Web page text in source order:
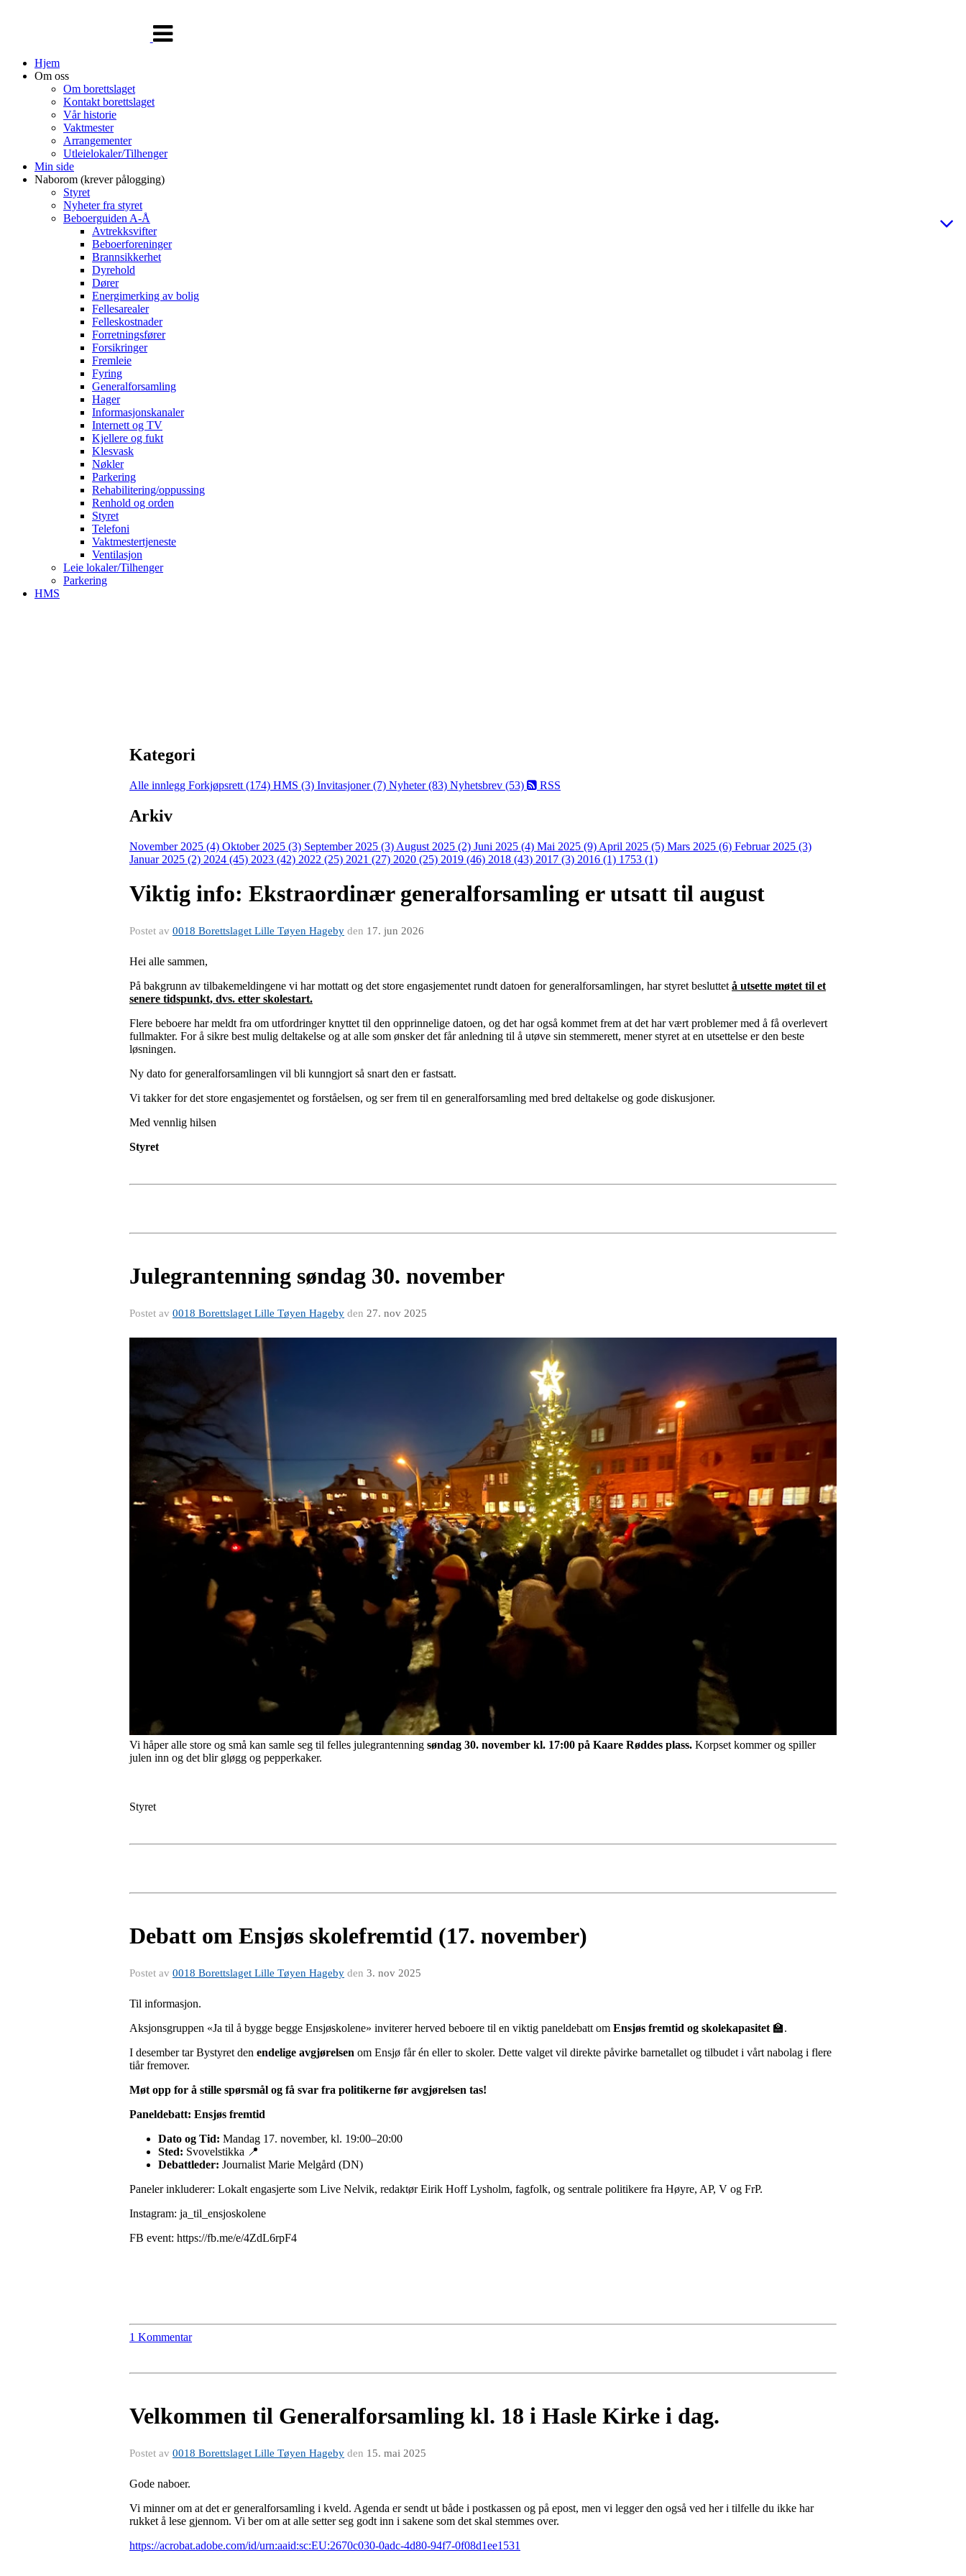
navigasjon
Hjem
Om oss
Om borettslaget
Kontakt borettslaget
Vår historie
Vaktmester
Arrangementer
Utleielokaler/Tilhenger
Min side
Naborom (krever pålogging)
Styret
Nyheter fra styret
Beboerguiden A-Å
Avtrekksvifter
Beboerforeninger
Brannsikkerhet
Dyrehold
Dører
Energimerking av bolig
Fellesarealer
Felleskostnader
Forretningsfører
Forsikringer
Fremleie
Fyring
Generalforsamling
Hager
Informasjonskanaler
Internett og TV
Kjellere og fukt
Klesvask
Nøkler
Parkering
Rehabilitering/oppussing
Renhold og orden
Styret
Telefoni
Vaktmestertjeneste
Ventilasjon
Leie lokaler/Tilhenger
Parkering
HMS
Kategori
Alle innlegg Forkjøpsrett (174) HMS (3) Invitasjoner (7) Nyheter (83) Nyhetsbrev (53) RSS
Arkiv
November 2025 (4) Oktober 2025 (3) September 2025 (3) August 2025 (2) Juni 2025 (4) Mai 2025 (9) April 2025 (5) Mars 2025 (6) Februar 2025 (3)
Januar 2025 (2) 2024 (45) 2023 (42) 2022 (25) 2021 (27) 2020 (25) 2019 (46) 2018 (43) 2017 (3) 2016 (1) 1753 (1)
Viktig info: Ekstraordinær generalforsamling er utsatt til august
Postet av 0018 Borettslaget Lille Tøyen Hageby den 17. jun 2026
Hei alle sammen,
På bakgrunn av tilbakemeldingene vi har mottatt og det store engasjementet rundt datoen for generalforsamlingen, har styret besluttet å utsette møtet til et
senere tidspunkt, dvs. etter skolestart.
Flere beboere har meldt fra om utfordringer knyttet til den opprinnelige datoen, og det har også kommet frem at det har vært problemer med å få overlevert
fullmakter. For å sikre best mulig deltakelse og at alle som ønsker det får anledning til å utøve sin stemmerett, mener styret at en utsettelse er den beste
løsningen.
Ny dato for generalforsamlingen vil bli kunngjort så snart den er fastsatt.
Vi takker for det store engasjementet og forståelsen, og ser frem til en generalforsamling med bred deltakelse og gode diskusjoner.
Med vennlig hilsen
Styret
Julegrantenning søndag 30. november
Postet av 0018 Borettslaget Lille Tøyen Hageby den 27. nov 2025
Vi håper alle store og små kan samle seg til felles julegrantenning søndag 30. november kl. 17:00 på Kaare Røddes plass. Korpset kommer og spiller
julen inn og det blir gløgg og pepperkaker.
Styret
Debatt om Ensjøs skolefremtid (17. november)
Postet av 0018 Borettslaget Lille Tøyen Hageby den 3. nov 2025
Til informasjon.
Aksjonsgruppen «Ja til å bygge begge Ensjøskolene» inviterer herved beboere til en viktig paneldebatt om Ensjøs fremtid og skolekapasitet 🏫.
I desember tar Bystyret den endelige avgjørelsen om Ensjø får én eller to skoler. Dette valget vil direkte påvirke barnetallet og tilbudet i vårt nabolag i flere
tiår fremover.
Møt opp for å stille spørsmål og få svar fra politikerne før avgjørelsen tas!
Paneldebatt: Ensjøs fremtid
Dato og Tid: Mandag 17. november, kl. 19:00–20:00
Sted: Svovelstikka 📍
Debattleder: Journalist Marie Melgård (DN)
Paneler inkluderer: Lokalt engasjerte som Live Nelvik, redaktør Eirik Hoff Lysholm, fagfolk, og sentrale politikere fra Høyre, AP, V og FrP.
Instagram: ja_til_ensjoskolene
FB event: https://fb.me/e/4ZdL6rpF4
1 Kommentar
Velkommen til Generalforsamling kl. 18 i Hasle Kirke i dag.
Postet av 0018 Borettslaget Lille Tøyen Hageby den 15. mai 2025
Gode naboer.
Vi minner om at det er generalforsamling i kveld. Agenda er sendt ut både i postkassen og på epost, men vi legger den også ved her i tilfelle du ikke har
rukket å lese gjennom. Vi ber om at alle setter seg godt inn i sakene som det skal stemmes over.
https://acrobat.adobe.com/id/urn:aaid:sc:EU:2670c030-0adc-4d80-94f7-0f08d1ee1531